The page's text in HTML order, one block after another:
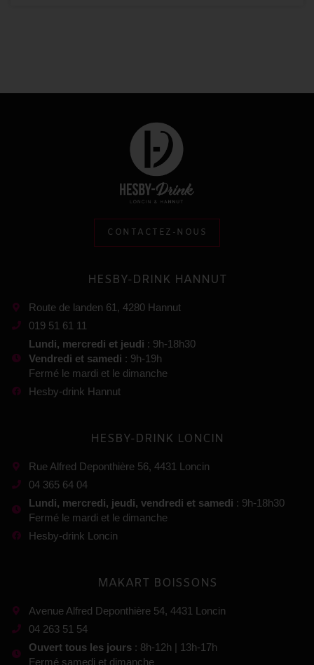
CONTACTEZ-NOUS
HESBY-DRINK HANNUT
Route de landen 61, 4280 Hannut
019 51 61 11
Lundi, mercredi et jeudi : 9h-18h30
Vendredi et samedi : 9h-19h
Fermé le mardi et le dimanche
Hesby-drink Hannut
HESBY-DRINK LONCIN
Rue Alfred Deponthière 56, 4431 Loncin
04 365 64 04
Lundi, mercredi, jeudi, vendredi et samedi : 9h-18h30
Fermé le mardi et le dimanche
Hesby-drink Loncin
MAKART BOISSONS
Avenue Alfred Deponthière 54, 4431 Loncin
04 263 51 54
Ouvert tous les jours : 8h-12h | 13h-17h
Fermé samedi et dimanche